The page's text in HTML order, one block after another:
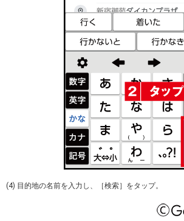
(4) 目的地の名前を入力し、［検索］をタップ。